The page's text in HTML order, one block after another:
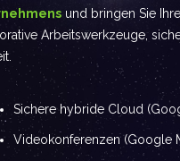
und bringen Sie
Arbeitswerkzeuge,
Sichere hybride Cloud
Videokonferenzen (Google